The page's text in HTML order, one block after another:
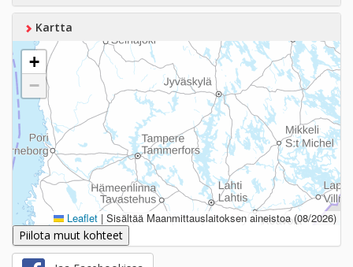
Kartta
+
−
Leaflet | Sisältää Maanmittauslaitoksen aineistoa (08/2026)
Piilota muut kohteet